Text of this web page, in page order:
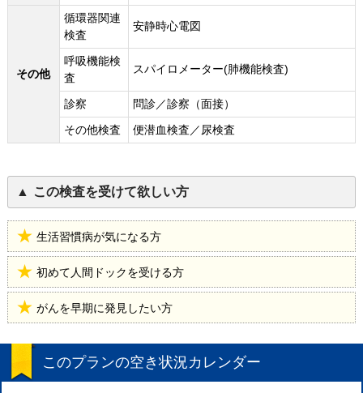
その他
循環器関連
検査
安静時心電図
呼吸機能検
査
スパイロメーター(肺機能検査)
診察
問診／診察（面接）
その他検査
便潜血検査／尿検査
この検査を受けて欲しい方
生活習慣病が気になる方
初めて人間ドックを受ける方
がんを早期に発見したい方
このプランの空き状況カレンダー